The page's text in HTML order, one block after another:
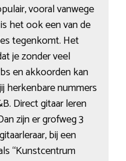
vooral vanwege
het ook een van de
tegenkomt. Het
je zonder veel
en akkoorden kan
herkenbare nummers
Direct gitaar leren
zijn er grofweg 3
bij een
“Kunstcentrum